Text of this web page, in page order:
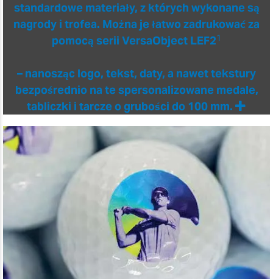
standardowe materiały, z których wykonane są
nagrody i trofea. Można je łatwo zadrukować za
pomocą serii VersaObject LEF21
– nanosząc logo, tekst, daty, a nawet tekstury
bezpośrednio na te spersonalizowane medale,
tabliczki i tarcze o grubości do 100 mm.